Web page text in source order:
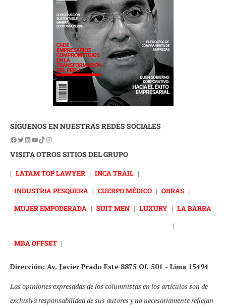
SÍGUENOS EN NUESTRAS REDES SOCIALES
VISITA OTROS SITIOS DEL GRUPO
| LATAM TOP LAWYER | INCA TRAIL |
INDUSTRIA PESQUERA | CUERPO MÉDICO | OBRAS |
MUJER EMPODERADA | SUIT MEN | LUXURY | LA BARRA
|
MBA OFFSET |
Dirección: Av. Javier Prado Este 8875 Of. 501 - Lima 15494
Las opiniones expresadas de los columnistas en los artículos son de
exclusiva responsabilidad de sus autores y no necesariamente reflejan